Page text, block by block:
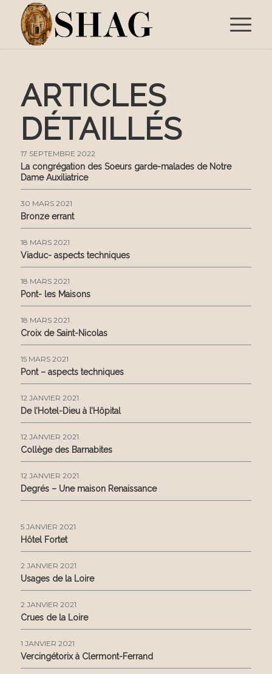
ARTICLES
DÉTAILLÉS
17 SEPTEMBRE 2022
La congrégation des Soeurs garde-malades de Notre
Dame Auxiliatrice
30 MARS 2021
Bronze errant
18 MARS 2021
Viaduc- aspects techniques
18 MARS 2021
Pont- les Maisons
18 MARS 2021
Croix de Saint-Nicolas
15 MARS 2021
Pont – aspects techniques
12 JANVIER 2021
De l’Hotel-Dieu à l’Hôpital
12 JANVIER 2021
Collège des Barnabites
12 JANVIER 2021
Degrés – Une maison Renaissance
5 JANVIER 2021
Hôtel Fortet
2 JANVIER 2021
Usages de la Loire
2 JANVIER 2021
Crues de la Loire
1 JANVIER 2021
Vercingétorix à Clermont-Ferrand